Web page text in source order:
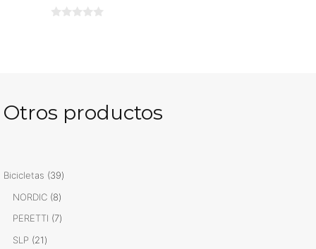
Otros productos
Bicicletas 3939
NORDIC 88
productos
PERETTI 77
SLP 2121